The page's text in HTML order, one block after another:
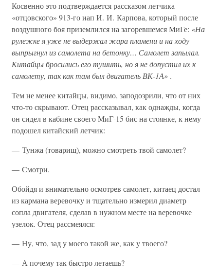
Косвенно это подтверждается рассказом летчика
«отцовского» 913-го иап И. И. Карпова, который после
воздушного боя приземлился на загоревшемся МиГе: «На
рулежке я уже не выдержал жара пламени и на ходу
выпрыгнул из самолета на бетонку… Самолет запылал.
Китайцы бросились его тушить, но я не допустил их к
самолету, так как там был двигатель ВК-1А» .
Тем не менее китайцы, видимо, заподозрили, что от них
что-то скрывают. Отец рассказывал, как однажды, когда
он сидел в кабине своего МиГ-15 бис на стоянке, к нему
подошел китайский летчик:
— Тунжа (товарищ), можно смотреть твой самолет?
— Смотри.
Обойдя и внимательно осмотрев самолет, китаец достал
из кармана веревочку и тщательно измерил диаметр
сопла двигателя, сделав в нужном месте на веревочке
узелок. Отец рассмеялся:
— Ну, что, зад у моего такой же, как у твоего?
— А почему так быстро летаешь?